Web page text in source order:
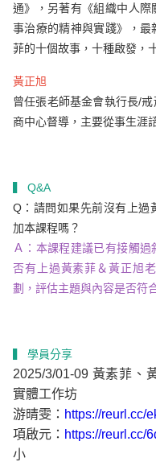
通》，另著有《組織中人
事治療的精神與實踐》，
菲的十個故事，十種啟發，
黃正旭
曾任張老師基金會執行長/
商中心督導，主要從事生涯
▍ Q&A
Q：請問如果先前沒有上過
加本課程嗎？
Ａ：本課程建議已有接觸
否有上過黃素菲＆黃正旭
劃，評估主題與內容是否符
▍ 學員分享
2025/3/01-09 黃素菲、
實體工作坊
游晴雯： https://reurl.cc/
項啟元： https://reurl.cc/
小